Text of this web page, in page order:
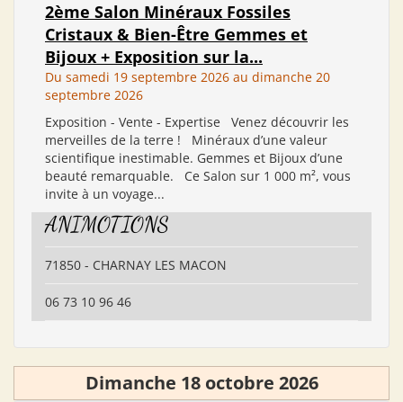
2ème Salon Minéraux Fossiles
Cristaux & Bien-Être Gemmes et
Bijoux + Exposition sur la...
Du samedi 19 septembre 2026 au dimanche 20
septembre 2026
Exposition - Vente - Expertise Venez découvrir les
merveilles de la terre ! Minéraux d’une valeur
scientifique inestimable. Gemmes et Bijoux d’une
beauté remarquable. Ce Salon sur 1 000 m², vous
invite à un voyage...
ANIMOTIONS
71850 - CHARNAY LES MACON
06 73 10 96 46
Dimanche 18 octobre 2026